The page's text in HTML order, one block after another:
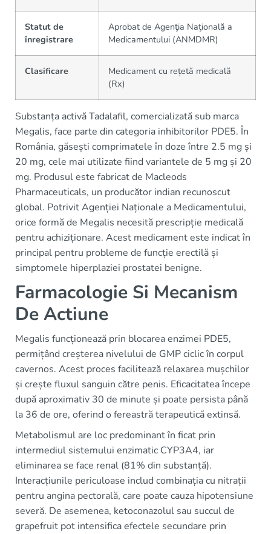
Statut de
înregistrare
Aprobat de Agenţia Naţională a
Medicamentului (ANMDMR)
Clasificare
Medicament cu rețetă medicală
(Rx)
Substanța activă Tadalafil, comercializată sub marca
Megalis, face parte din categoria inhibitorilor PDE5. În
România, găsești comprimatele în doze între 2.5 mg și
20 mg, cele mai utilizate fiind variantele de 5 mg și 20
mg. Produsul este fabricat de Macleods
Pharmaceuticals, un producător indian recunoscut
global. Potrivit Agenției Naționale a Medicamentului,
orice formă de Megalis necesită prescripție medicală
pentru achiziționare. Acest medicament este indicat în
principal pentru probleme de funcție erectilă și
simptomele hiperplaziei prostatei benigne.
Farmacologie Si Mecanism
De Actiune
Megalis funcționează prin blocarea enzimei PDE5,
permițând creșterea nivelului de GMP ciclic în corpul
cavernos. Acest proces facilitează relaxarea mușchilor
și crește fluxul sanguin către penis. Eficacitatea începe
după aproximativ 30 de minute și poate persista până
la 36 de ore, oferind o fereastră terapeutică extinsă.
Metabolismul are loc predominant în ficat prin
intermediul sistemului enzimatic CYP3A4, iar
eliminarea se face renal (81% din substanță).
Interacțiunile periculoase includ combinația cu nitrații
pentru angina pectorală, care poate cauza hipotensiune
severă. De asemenea, ketoconazolul sau succul de
grapefruit pot intensifica efectele secundare prin